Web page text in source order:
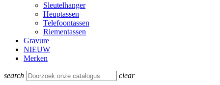
Sleutelhanger
Heuptassen
Telefoontassen
Riementassen
Gravure
NIEUW
Merken
search clear